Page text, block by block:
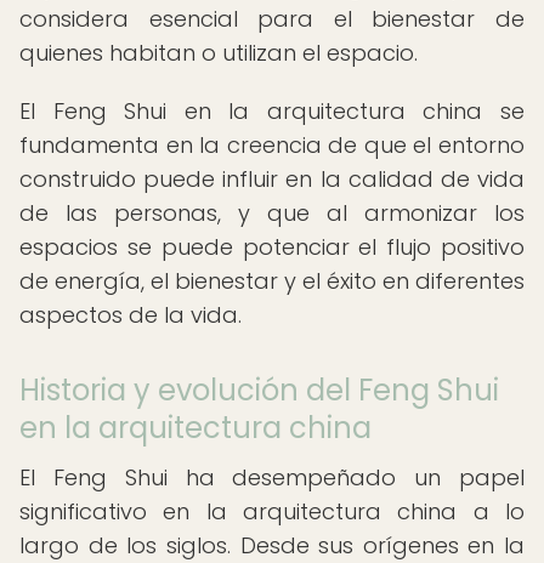
considera esencial para el bienestar de
quienes habitan o utilizan el espacio.
El Feng Shui en la arquitectura china se
fundamenta en la creencia de que el entorno
construido puede influir en la calidad de vida
de las personas, y que al armonizar los
espacios se puede potenciar el flujo positivo
de energía, el bienestar y el éxito en diferentes
aspectos de la vida.
Historia y evolución del Feng Shui
en la arquitectura china
El Feng Shui ha desempeñado un papel
significativo en la arquitectura china a lo
largo de los siglos. Desde sus orígenes en la